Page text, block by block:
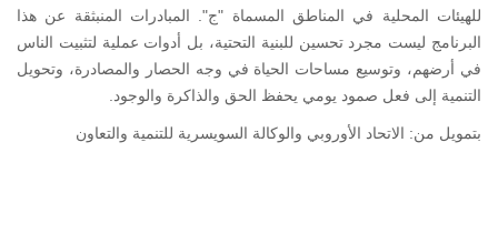
للهيئات المحلية في المناطق المسماة "ج". المبادرات المنبثقة عن هذا
البرنامج ليست مجرد تحسين للبنية التحتية، بل أدوات عملية لتثبيت الناس
في أرضهم، وتوسيع مساحات الحياة في وجه الحصار والمصادرة، وتحويل
التنمية إلى فعل صمود يومي يحفظ الحق والذاكرة والوجود.
بتمويل من: الاتحاد الأوروبي والوكالة السويسرية للتنمية والتعاون